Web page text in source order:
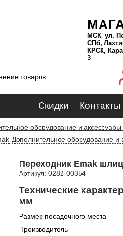
МСК, ул.
СПб,
КРСК,
3
товаров
Скидки Контакты
оборудование и аксессуары
Дополнительное оборудование и
Переходник Emak
Артикул: 0282-00354
Технические
мм
Размер посадочного места
Производитель